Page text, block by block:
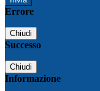
Errore
Chiudi
Successo
Chiudi
Informazione